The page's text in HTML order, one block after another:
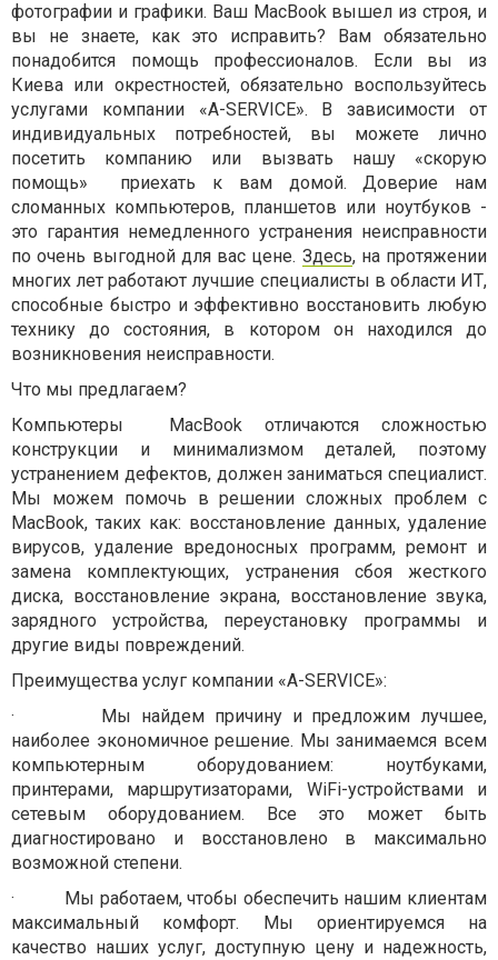
фотографии и графики. Ваш MacBook вышел из строя, и
вы не знаете, как это исправить? Вам обязательно
понадобится помощь профессионалов. Если вы из
Киева или окрестностей, обязательно воспользуйтесь
услугами компании «A-SERVICE». В зависимости от
индивидуальных потребностей, вы можете лично
посетить компанию или вызвать нашу «скорую
помощь»
приехать к вам домой. Доверие нам
сломанных компьютеров, планшетов или ноутбуков -
это гарантия немедленного устранения неисправности
по очень выгодной для вас цене. Здесь, на протяжении
многих лет работают лучшие специалисты в области ИТ,
способные быстро и эффективно восстановить любую
технику до состояния, в котором он находился до
возникновения неисправности.
Что мы предлагаем?
Компьютеры
MacBook отличаются сложностью
конструкции и минимализмом деталей, поэтому
устранением дефектов, должен заниматься специалист.
Мы можем помочь в решении сложных проблем с
MacBook, таких как: восстановление данных, удаление
вирусов, удаление вредоносных программ, ремонт и
замена комплектующих, устранения сбоя жесткого
диска, восстановление экрана, восстановление звука,
зарядного устройства, переустановку программы и
другие виды повреждений.
Преимущества услуг компании «A-SERVICE»:
·
Мы найдем причину и предложим лучшее,
наиболее экономичное решение. Мы занимаемся всем
компьютерным оборудованием: ноутбуками,
принтерами, маршрутизаторами, WiFi-устройствами и
сетевым оборудованием. Все это может быть
диагностировано и восстановлено в максимально
возможной степени.
·
Мы работаем, чтобы обеспечить нашим клиентам
максимальный комфорт.
Мы ориентируемся на
качество наших услуг, доступную цену и надежность,